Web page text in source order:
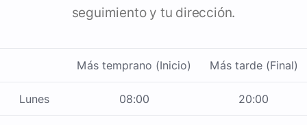
seguimiento y tu dirección.
Más temprano (Inicio) Más tarde (Final)
Lunes 08:00 20:00